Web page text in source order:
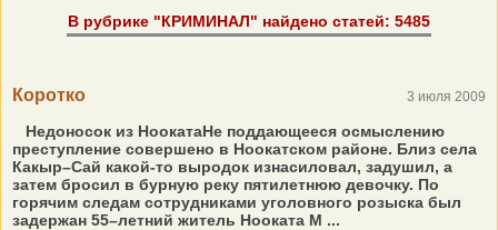
В рубрике "КРИМИНАЛ" найдено статей: 5485
Коротко 3 июля 2009
Недоносок из НоокатаНе поддающееся осмыслению
преступление совершено в Ноокатском районе. Близ села
Какыр–Сай какой-то выродок изнасиловал, задушил, а
затем бросил в бурную реку пятилетнюю девочку. По
горячим следам сотрудниками уголовного розыска был
задержан 55–летний житель Нооката М ...